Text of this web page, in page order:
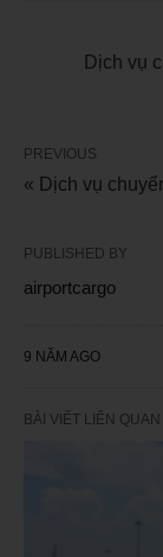
Dịch vụ
PREVIOUS
« Dịch vụ
PUBLISHED BY
airportcargo
9 NĂM AGO
BÀI VIẾT LIÊN QUAN